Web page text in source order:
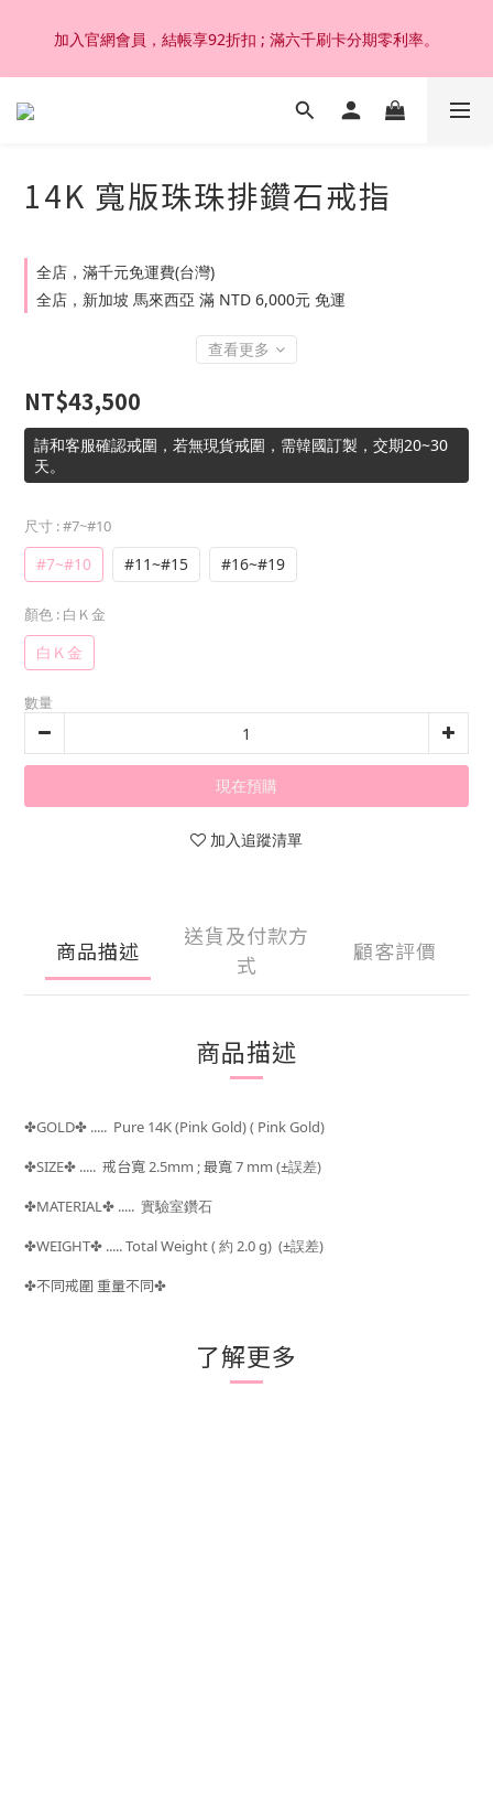
加入官網會員，結帳享92折扣 ; 滿六千刷卡分期零利率。
加入官網會員，結帳享92折扣 ; 滿六千刷卡分期零利率。
韓國設計製作。純14K 18K金，非鍍金非注金；洗澡，運動(汗
加入官網會員，結帳享92折扣 ; 滿六千刷卡分期零利率。
14K 寬版珠珠排鑽石戒指
全店，滿千元免運費(台灣)
全店，新加坡 馬來西亞 滿 NTD 6,000元 免運
查看更多
NT$43,500
請和客服確認戒圍，若無現貨戒圍，需韓國訂製，交期20~30
天。
尺寸 : #7~#10
#7~#10 #11~#15 #16~#19
顏色 : 白Ｋ金
白Ｋ金
數量
現在預購
加入追蹤清單
商品描述
送貨及付款方
式
顧客評價
商品描述
✤GOLD✤ ..... Pure 14K (Pink Gold) ( Pink Gold)
✤SIZE✤ ..... 戒台寬 2.5mm ; 最寬 7 mm (±誤差)
✤MATERIAL✤ ..... 實驗室鑽石
✤WEIGHT✤ ..... Total Weight (約 2.0 g) (±誤差)
✤不同戒圍 重量不同✤
了解更多